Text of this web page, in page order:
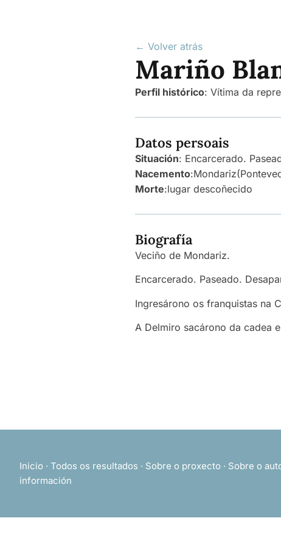
← Volver atrás
Mariño
Perfil histórico: Vítima da
Datos persoais
Situación: Encarcerado.
Nacemento:Mondariz
Morte:lugar descoñecido
Biografía
Veciño de Mondariz.
Encarcerado. Paseado.
Ingresárono os franquistas na
A Delmiro sacárono da cadea
Inicio · Todos os resultados · Sobre o proxecto · Sobre o
información